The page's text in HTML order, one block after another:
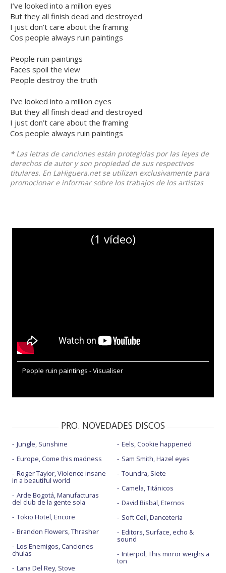
I’ve looked into a million eyes
But they all finish dead and destroyed
I just don’t care about the framing
Cos people always ruin paintings
People ruin paintings
Faces spoil the view
People destroy the truth
I’ve looked into a million eyes
But they all finish dead and destroyed
I just don’t care about the framing
Cos people always ruin paintings
* Las letras de canciones están protegidas por las leyes de
derechos de autor y son propiedad de sus respectivos
titulares. En LaHiguera.net se utilizan exclusivamente para
promocionar e informar sobre los trabajos de los artistas
(1 vídeo)
People ruin paintings - Visualiser
PRO. NOVEDADES DISCOS
Jungle, Sunshine
Europe, Come this madness
Roger Taylor, Violence insane
in a beautiful world
Arde Bogotá, Manufacturas
del club de la gente sola
Tokio Hotel, Encore
Brandon Flowers, Thrasher
Los Enemigos, Canciones
chulas
Lana Del Rey, Stove
Eels, Cookie happened
Sam Smith, Hazel eyes
Toundra, Siete
Camela, Titánicos
David Bisbal, Eternos
Soft Cell, Danceteria
Editors, Surface, echo &
sound
Interpol, This mirror weighs a
ton